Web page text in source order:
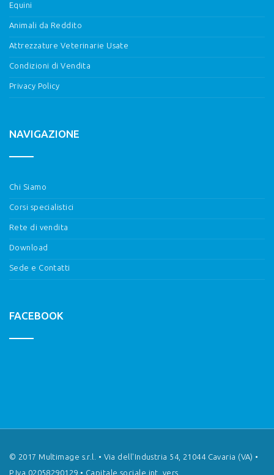
Equini
Animali da Reddito
Attrezzature Veterinarie Usate
Condizioni di Vendita
Privacy Policy
NAVIGAZIONE
Chi Siamo
Corsi specialistici
Rete di vendita
Download
Sede e Contatti
FACEBOOK
© 2017 Multimage s.r.l. • Via dell'Industria 54, 21044 Cavaria (VA) •
P.Iva 02058290129 • Capitale sociale int. vers.